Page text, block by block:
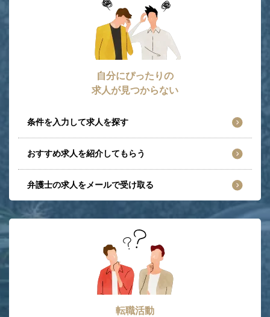
自分にぴったりの
求人が見つからない
条件を入力して求人を探す
おすすめ求人を紹介してもらう
弁護士の求人をメールで受け取る
転職活動